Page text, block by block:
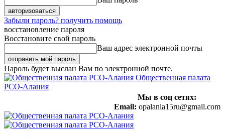
Забыли пароль? получить помощь
восстановление пароля
Восстановите свой пароль
Ваш адрес электронной почты
Пароль будет выслан Вам по электронной почте.
Общественная палата
РСО-Алания
Мы в соц сетях:
Email: opalania15ru@gmail.com